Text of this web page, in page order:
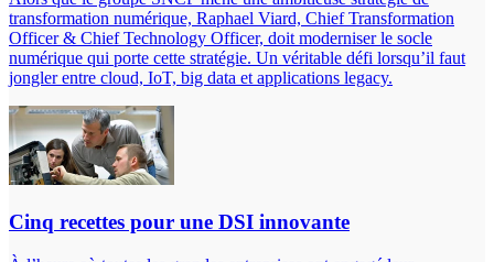
transformation numérique, Raphael Viard, Chief Transformation
Officer & Chief Technology Officer, doit moderniser le socle
numérique qui porte cette stratégie. Un véritable défi lorsqu’il faut
jongler entre cloud, IoT, big data et applications legacy.
Cinq recettes pour une DSI innovante